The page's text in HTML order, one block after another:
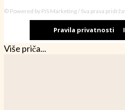
© Powered by PiS Marketing / Sva prava
Pravila privatnosti
Više priča...